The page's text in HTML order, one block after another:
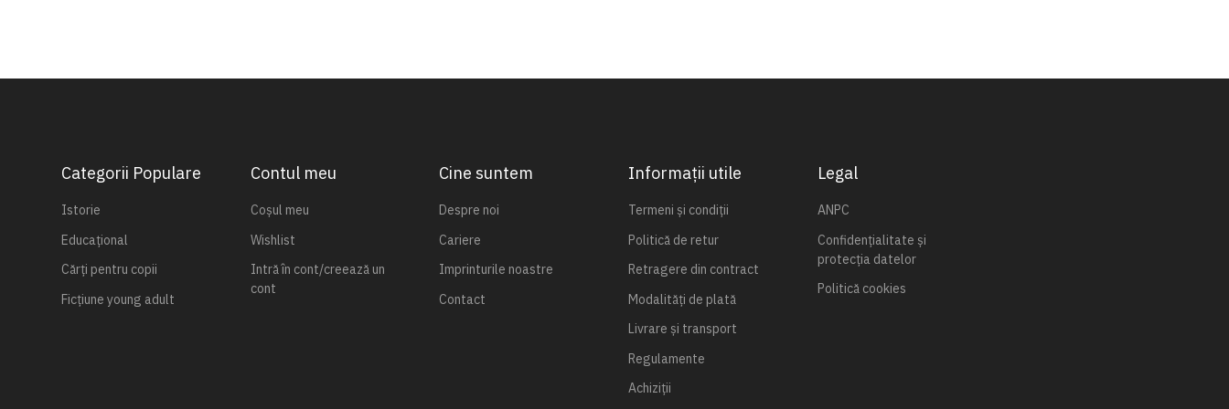
Categorii Populare
Istorie
Educațional
Cărți pentru copii
Ficțiune young adult
Contul meu
Coșul meu
Wishlist
Intră în cont/creează un
cont
Cine suntem
Despre noi
Cariere
Imprinturile noastre
Contact
Informații utile
Termeni și condiții
Politică de retur
Retragere din contract
Modalități de plată
Livrare și transport
Regulamente
Achiziții
Legal
ANPC
Confidențialitate și
protecția datelor
Politică cookies